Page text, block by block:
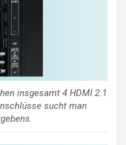
insgesamt 4 HDMI 2.1
sucht man